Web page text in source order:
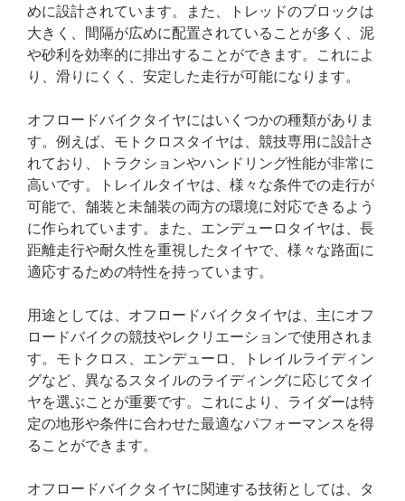
めに設計されています。また、トレッドのブロックは
大きく、間隔が広めに配置されていることが多く、泥
や砂利を効率的に排出することができます。これによ
り、滑りにくく、安定した走行が可能になります。
オフロードバイクタイヤにはいくつかの種類がありま
す。例えば、モトクロスタイヤは、競技専用に設計さ
れており、トラクションやハンドリング性能が非常に
高いです。トレイルタイヤは、様々な条件での走行が
可能で、舗装と未舗装の両方の環境に対応できるよう
に作られています。また、エンデューロタイヤは、長
距離走行や耐久性を重視したタイヤで、様々な路面に
適応するための特性を持っています。
用途としては、オフロードバイクタイヤは、主にオフ
ロードバイクの競技やレクリエーションで使用されま
す。モトクロス、エンデューロ、トレイルライディン
グなど、異なるスタイルのライディングに応じてタイ
ヤを選ぶことが重要です。これにより、ライダーは特
定の地形や条件に合わせた最適なパフォーマンスを得
ることができます。
オフロードバイクタイヤに関連する技術としては、タ